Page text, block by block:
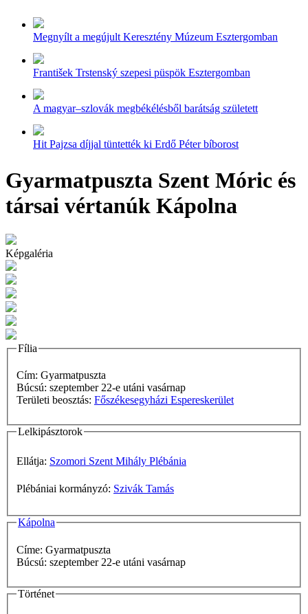
Megnyílt a megújult Keresztény Múzeum Esztergomban
František Trstenský szepesi püspök Esztergomban
A magyar–szlovák megbékélésből barátság született
Hit Pajzsa díjjal tüntették ki Erdő Péter bíborost
Gyarmatpuszta Szent Móric és
társai vértanúk Kápolna
Képgaléria
Fília
Cím: Gyarmatpuszta
Búcsú: szeptember 22-e utáni vasárnap
Területi beosztás: Főszékesegyházi Espereskerület
Lelkipásztorok
Ellátja: Szomori Szent Mihály Plébánia
Plébániai kormányzó: Szivák Tamás
Kápolna
Címe: Gyarmatpuszta
Búcsú: szeptember 22-e utáni vasárnap
Történet